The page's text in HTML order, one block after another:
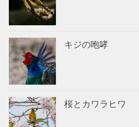
キジの咆哮
桜とカワラヒワ